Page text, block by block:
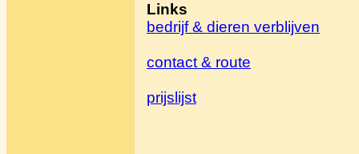
Links
bedrijf & dieren verblijven
contact & route
prijslijst